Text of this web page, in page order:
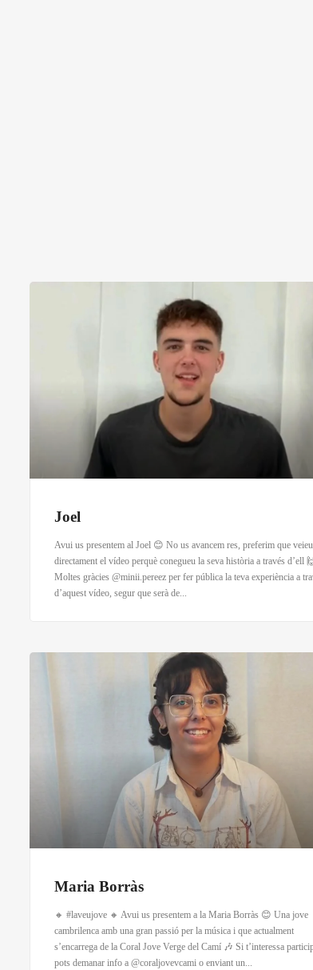
Joel
Avui us presentem al Joel 😊 No us avancem res, preferim que veieu
directament el vídeo perquè conegueu la seva història a través d’ell
Moltes gràcies @minii.pereez per fer pública la teva experiència a
d’aquest vídeo, segur que serà de...
Maria Borràs
🔸 #laveujove 🔸 Avui us presentem a la Maria Borràs 😊 Una jove
cambrilenca amb una gran passió per la música i que actualment
s’encarrega de la Coral Jove Verge del Camí 🎶 Si t’interessa
pots demanar info a @coraljovevcami o enviant un...